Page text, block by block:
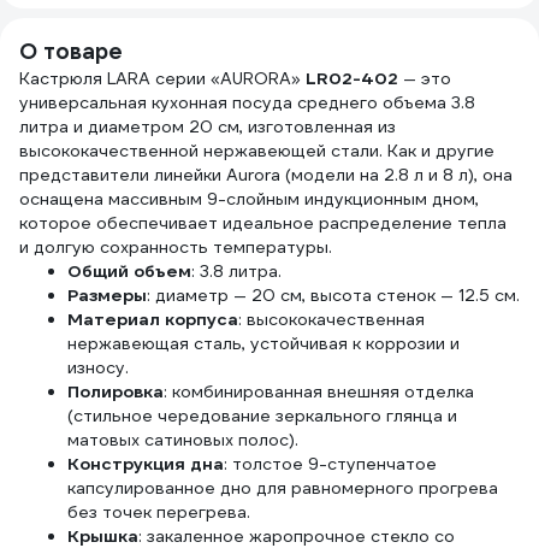
О товаре
Кастрюля LARA серии «AURORA» LR02-402 — это
универсальная кухонная посуда среднего объема 3.8
литра и диаметром 20 см, изготовленная из
высококачественной нержавеющей стали. Как и другие
представители линейки Aurora (модели на 2.8 л и 8 л), она
оснащена массивным 9-слойным индукционным дном,
которое обеспечивает идеальное распределение тепла
и долгую сохранность температуры.
Общий объем: 3.8 литра.
Размеры: диаметр — 20 см, высота стенок — 12.5 см.
Материал корпуса: высококачественная
нержавеющая сталь, устойчивая к коррозии и
износу.
Полировка: комбинированная внешняя отделка
(стильное чередование зеркального глянца и
матовых сатиновых полос).
Конструкция дна: толстое 9-ступенчатое
капсулированное дно для равномерного прогрева
без точек перегрева.
Крышка: закаленное жаропрочное стекло со